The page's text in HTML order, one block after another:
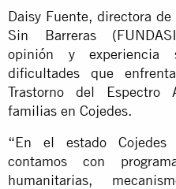
Daisy Fuente, directora
Sin Barreras
opinión y experiencia
dificultades que
Trastorno del
familias en Cojedes.
“En el estado Cojedes
contamos con
humanitarias,